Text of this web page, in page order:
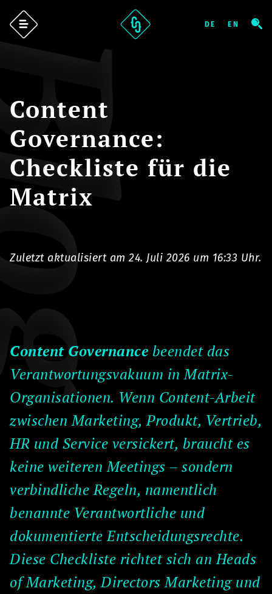
Content
Governance:
Checkliste für die
Matrix
Zuletzt aktualisiert am 24. Juli 2026 um 16:33 Uhr.
Content Governance beendet das
Verantwortungsvakuum in Matrix-
Organisationen. Wenn Content-Arbeit
zwischen Marketing, Produkt, Vertrieb,
HR und Service versickert, braucht es
keine weiteren Meetings – sondern
verbindliche Regeln, namentlich
benannte Verantwortliche und
dokumentierte Entscheidungsrechte.
Diese Checkliste richtet sich an Heads
of Marketing, Directors Marketing und